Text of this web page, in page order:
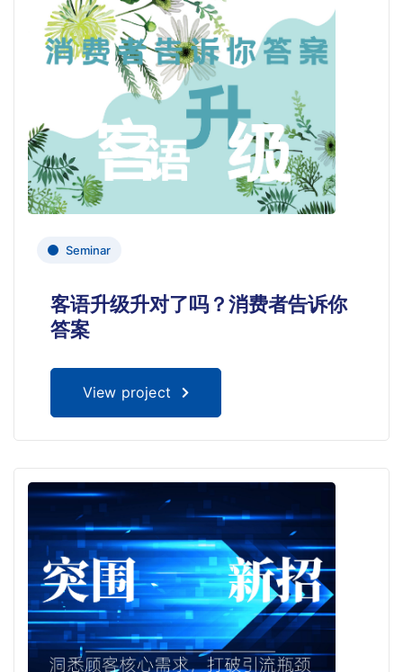
Seminar
客语升级升对了吗？消费者告诉你
答案
View project